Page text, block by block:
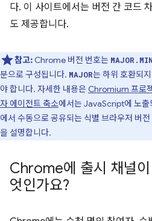
다. 이 사이트에서는 버전 간 코드
도 제공합니다.
참고: Chrome 버전 번호는
분으로 구성됩니다. MAJOR는 하위 호환되
야 합니다. 자세한 내용은 Chromium 프로
자 에이전트 축소에서는 JavaScript에 노출
에서 수동으로 공유되는 식별 브라우저 버
을 설명합니다.
Chrome에 출시 채널
엇인가요?